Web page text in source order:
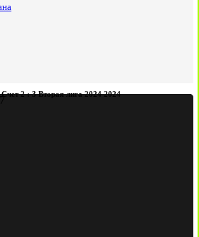
2 : 3 Вторая лига 2024 2024